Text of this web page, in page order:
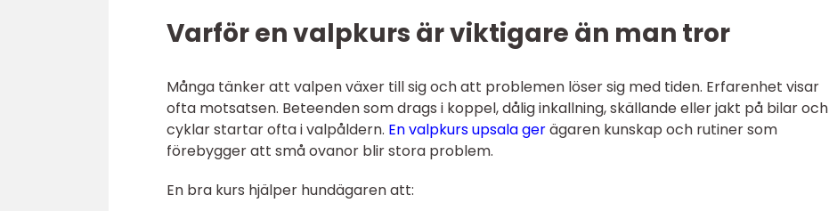
Varför en valpkurs är viktigare än man tror
Många tänker att valpen växer till sig och att problemen löser sig med tiden. Erfarenhet visar
ofta motsatsen. Beteenden som drags i koppel, dålig inkallning, skällande eller jakt på bilar och
cyklar startar ofta i valpåldern. En valpkurs upsala gerägaren kunskap och rutiner som
förebygger att små ovanor blir stora problem.
En bra kurs hjälper hundägaren att: